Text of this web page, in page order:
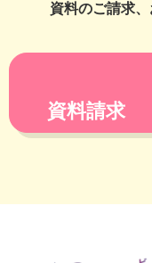
資料のご請求
資料請求